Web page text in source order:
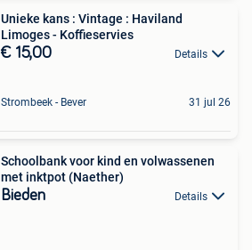
Unieke kans : Vintage : Haviland
Limoges - Koffieservies
€ 15,00 Details
Strombeek - Bever 31 jul 26
Schoolbank voor kind en volwassenen
met inktpot (Naether)
Bieden Details